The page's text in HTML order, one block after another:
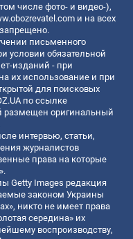
числе фото- и видео-),
и на всех
письменного
условии обязательной
изданий - при
их использование и при
для поисковых
по ссылке
размещен оригинальный
интервью, статьи,
журналистов
права на которые
Getty Images редакция
законом Украины
никто не имеет права
середина» их
воспроизводству,